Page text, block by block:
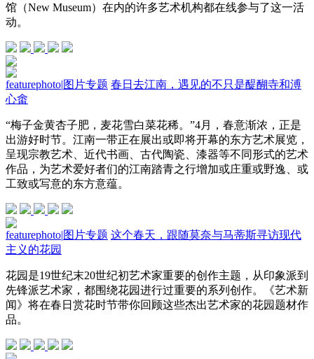
馆（New Museum）在内的许多艺术机构都在线参与了这一活
动。
featurephoto|图片专题 春日去江南，遇见的不只是醍醐寺和溥
心畬
“梅子金黄杏子肥，麦花雪白菜花稀。”4月，春意渐浓，正是
出游好时节。江南一带正在展出或即将开幕的东方艺术展览，
呈现宗教艺术、近代书画、古代陶瓷、漆器等不同形式的艺术
作品，为艺术爱好者们的江南踏青之行增加或庄重或野逸、或
工致或写意的东方意蕴。
featurephoto|图片专题 这个春天，跟随莫奈与马蒂斯寻访现代
主义的花园
花园是19世纪末20世纪初艺术家重要的创作主题，从印象派到
先锋派艺术家，都围绕花园进行过重要的系列创作。《艺术新
闻》将在春日赏花时节带你回顾这些杰出艺术家的花园题材作
品。